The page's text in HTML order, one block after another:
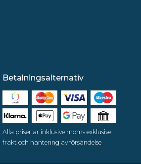
Betalningsalternativ
Alla priser är inklusive moms exklusive
frakt och hantering av försändelse